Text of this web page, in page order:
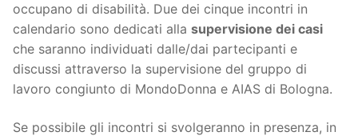
occupano di disabilità. Due dei cinque incontri in
calendario sono dedicati alla supervisione dei casi
che saranno individuati dalle/dai partecipanti e
discussi attraverso la supervisione del gruppo di
lavoro congiunto di MondoDonna e AIAS di Bologna.
Se possibile gli incontri si svolgeranno in presenza, in